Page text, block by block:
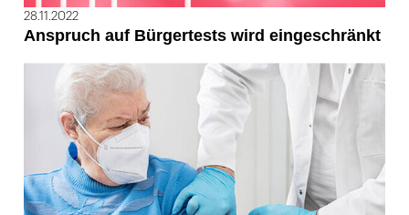
28.11.2022
Anspruch auf Bürgertests wird eingeschränkt